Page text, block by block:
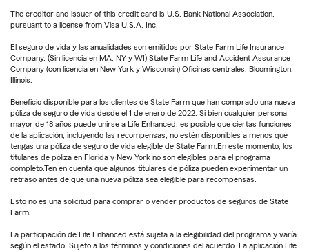
The creditor and issuer of this credit card is U.S. Bank National Association,
pursuant to a license from Visa U.S.A. Inc.
El seguro de vida y las anualidades son emitidos por State Farm Life Insurance
Company. (Sin licencia en MA, NY y WI) State Farm Life and Accident Assurance
Company (con licencia en New York y Wisconsin) Oficinas centrales, Bloomington,
Illinois.
Beneficio disponible para los clientes de State Farm que han comprado una nueva
póliza de seguro de vida desde el 1 de enero de 2022. Si bien cualquier persona
mayor de 18 años puede unirse a Life Enhanced, es posible que ciertas funciones
de la aplicación, incluyendo las recompensas, no estén disponibles a menos que
tengas una póliza de seguro de vida elegible de State Farm.En este momento, los
titulares de póliza en Florida y New York no son elegibles para el programa
completo.Ten en cuenta que algunos titulares de póliza pueden experimentar un
retraso antes de que una nueva póliza sea elegible para recompensas.
Esto no es una solicitud para comprar o vender productos de seguros de State
Farm.
La participación de Life Enhanced está sujeta a la elegibilidad del programa y varía
según el estado. Sujeto a los términos y condiciones del acuerdo. La aplicación Life